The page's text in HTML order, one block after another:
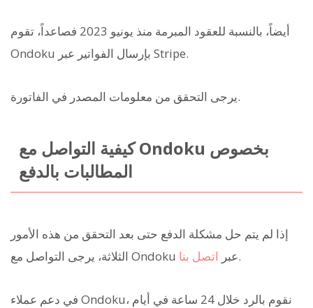
أيضاً، بالنسبة للعقود المبرمة منذ يونيو 2023 فصاعداً، تقوم
Ondoku بإرسال الفواتير عبر Stripe.
يرجى التحقق من معلومات المصدر في الفاتورة.
كيفية التواصل مع Ondoku بخصوص
المطالبات بالدفع
إذا لم يتم حل مشكلة الدفع حتى بعد التحقق من هذه الأمور
الثلاثة، يرجى التواصل مع Ondoku عبر اتصل بنا .
في دعم عملاء Ondoku، نقوم بالرد خلال 24 ساعة في أيام